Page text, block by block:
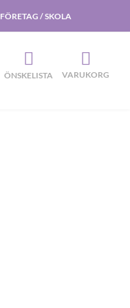
FÖRETAG / SKOLA
ÖNSKELISTA VARUKORG